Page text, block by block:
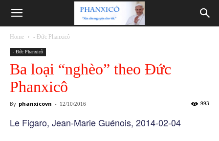
Phanxicô
Home - Đức Phanxicô
- Đức Phanxicô
Ba loại “nghèo” theo Đức
Phanxicô
By phanxicovn - 12/10/2016 993
Le Figaro, Jean-Marie Guénois, 2014-02-04